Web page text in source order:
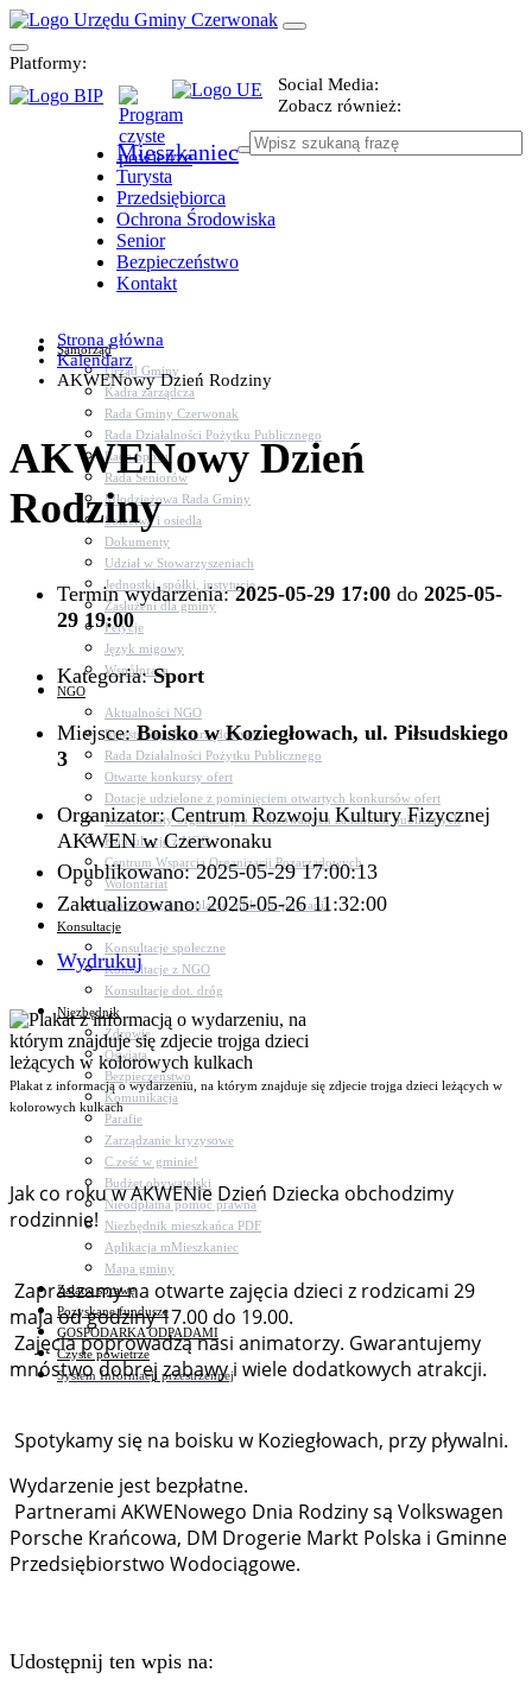
Platformy:
Social Media:
Zobacz również:
Mieszkaniec
Turysta
Przedsiębiorca
Ochrona Środowiska
Senior
Bezpieczeństwo
Kontakt
Samorząd
Urząd Gminy
Kadra zarządcza
Rada Gminy Czerwonak
Rada Działalności Pożytku Publicznego
Rada Sportu
Rada Seniorów
Młodzieżowa Rada Gminy
Sołectwa i osiedla
Dokumenty
Udział w Stowarzyszeniach
Jednostki, spółki, instytucje
Zasłużeni dla gminy
Petycje
Język migowy
Współpraca
NGO
Aktualności NGO
Rejestr Org. Pozarządowych
Rada Działalności Pożytku Publicznego
Otwarte konkursy ofert
Dotacje udzielone z pominięciem otwartych konkursów ofert
Komunikaty organizacji o realizowanych zadaniach publicznych
Konsultacje z NGO
Centrum Wsparcia Organizacji Pozarządowych
Wolontariat
Procedury, formularze, pliki do pobrania
Konsultacje
Konsultacje społeczne
Konsultacje z NGO
Konsultacje dot. dróg
Niezbędnik
Zdrowie
Oświata
Bezpieczeństwo
Komunikacja
Parafie
Zarządzanie kryzysowe
C.ześć w gminie!
Budżet obywatelski
Nieodpłatna pomoc prawna
Niezbędnik mieszkańca PDF
Aplikacja mMieszkaniec
Mapa gminy
Załatw sprawę
Pozyskane fundusze
GOSPODARKA ODPADAMI
Czyste powietrze
System Informacji przestrzennej
Strona główna
Kalendarz
AKWENowy Dzień Rodziny
AKWENowy Dzień
Rodziny
Termin wydarzenia:2025-05-29 17:00 do 2025-05-
29 19:00
Kategoria:Sport
Miejsce:Boisko w Koziegłowach, ul. Piłsudskiego
3
Organizator: Centrum Rozwoju Kultury Fizycznej
AKWEN w Czerwonaku
Opublikowano: 2025-05-29 17:00:13
Zaktualizowano: 2025-05-26 11:32:00
Wydrukuj
Plakat z informacją o wydarzeniu, na którym znajduje się zdjecie trojga dzieci leżących w
kolorowych kulkach
Jak co roku w AKWENie Dzień Dziecka obchodzimy
rodzinnie!
Zapraszamy na otwarte zajęcia dzieci z rodzicami 29
maja od godziny 17.00 do 19.00.
Zajęcia poprowadzą nasi animatorzy. Gwarantujemy
mnóstwo dobrej zabawy i wiele dodatkowych atrakcji.
Spotykamy się na boisku w Koziegłowach, przy pływalni.
Wydarzenie jest bezpłatne.
Partnerami AKWENowego Dnia Rodziny są Volkswagen
Porsche Krańcowa, DM Drogerie Markt Polska i Gminne
Przedsiębiorstwo Wodociągowe.
Udostępnij ten wpis na: